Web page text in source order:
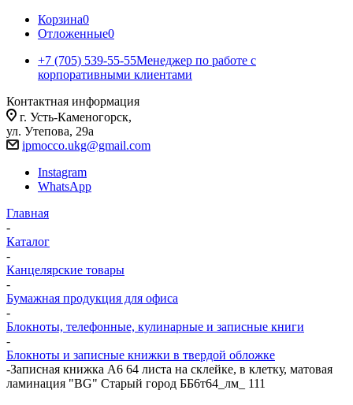
Корзина0
Отложенные0
+7 (705) 539-55-55Менеджер по работе с
корпоративными клиентами
Контактная информация
г. Усть-Каменогорск,
ул. Утепова, 29а
ipmocco.ukg@gmail.com
Instagram
WhatsApp
Главная
-
Каталог
-
Канцелярские товары
-
Бумажная продукция для офиса
-
Блокноты, телефонные, кулинарные и записные книги
-
Блокноты и записные книжки в твердой обложке
-Записная книжка А6 64 листа на склейке, в клетку, матовая
ламинация "BG" Старый город ББ6т64_лм_ 111